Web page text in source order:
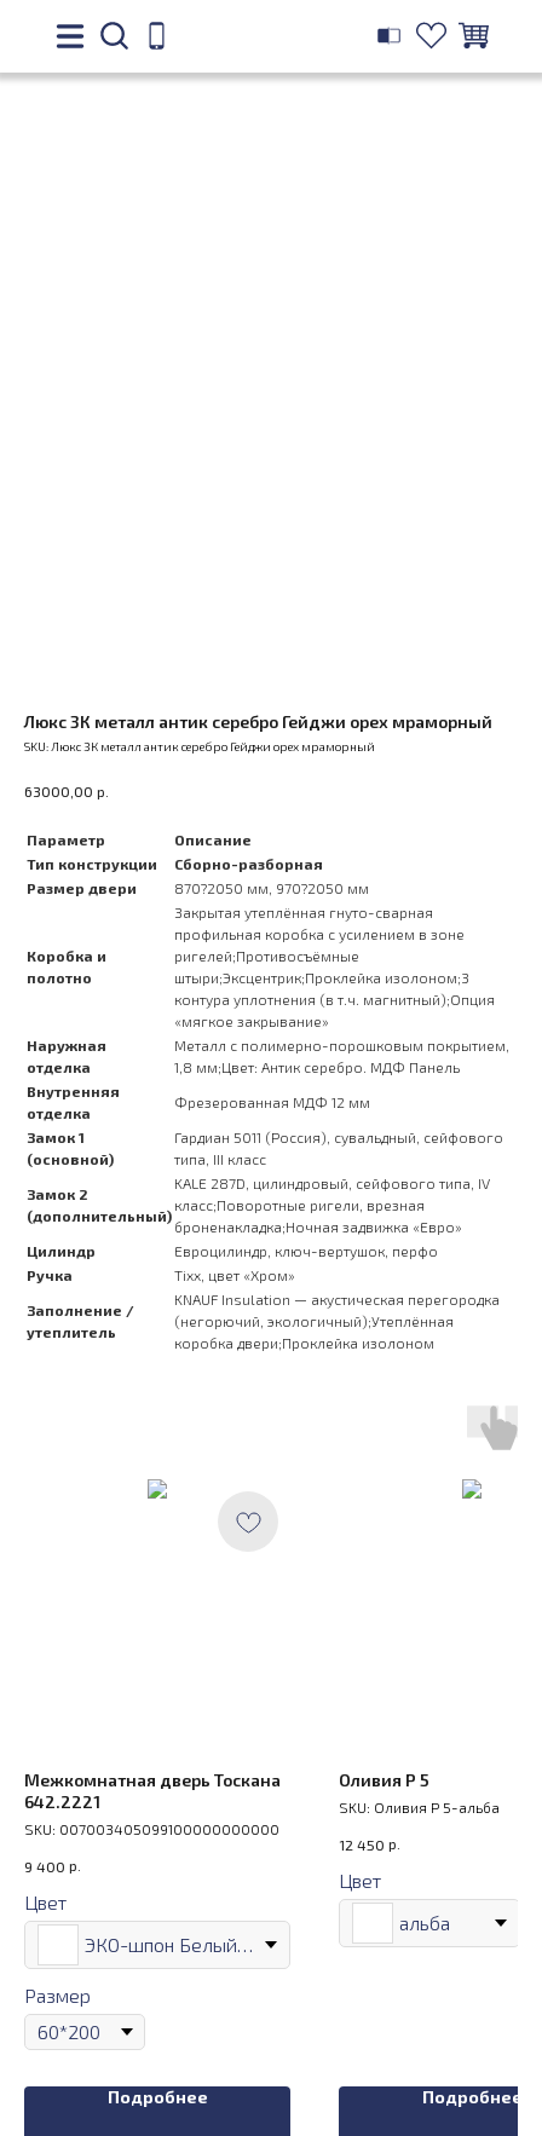
Люкс 3К металл антик серебро Гейджи орех мраморный
SKU: Люкс 3К металл антик серебро Гейджи орех мраморный
63000,00 р.
Параметр
Описание
Тип конструкции
Сборно-разборная
Размер двери
870?2050 мм, 970?2050 мм
Коробка и
полотно
Закрытая утеплённая гнуто-сварная
профильная коробка с усилением в зоне
ригелей;Противосъёмные
штыри;Эксцентрик;Проклейка изолоном;3
контура уплотнения (в т.ч. магнитный);Опция
«мягкое закрывание»
Наружная
отделка
Металл с полимерно-порошковым покрытием,
1,8 мм;Цвет: Антик серебро. МДФ Панель
Внутренняя
отделка
Фрезерованная МДФ 12 мм
Замок 1
(основной)
Гардиан 5011 (Россия), сувальдный, сейфового
типа, III класс
Замок 2
(дополнительный)
KALE 287D, цилиндровый, сейфового типа, IV
класс;Поворотные ригели, врезная
броненакладка;Ночная задвижка «Евро»
Цилиндр
Евроцилиндр, ключ-вертушок, перфо
Ручка
Tixx, цвет «Хром»
Заполнение /
утеплитель
KNAUF Insulation — акустическая перегородка
(негорючий, экологичный);Утеплённая
коробка двери;Проклейка изолоном
Межкомнатная дверь Тоскана
642.2221
SKU: 007003405099100000000000
9 400 р.
Цвет
ЭКО-шпон Белый лёд
Размер
Подробнее
Оливия Р 5
SKU: Оливия Р 5-альба
12 450 р.
Цвет
альба
Подробнее